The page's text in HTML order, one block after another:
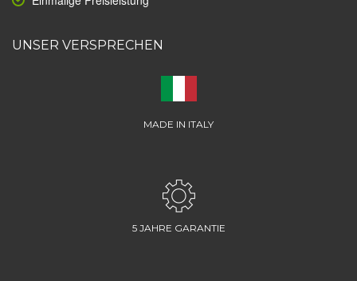
UNSER VERSPRECHEN
MADE IN ITALY
5 JAHRE GARANTIE